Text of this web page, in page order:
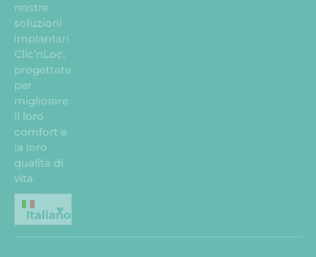
nostre
soluzioni
implantari
Clic’nLoc,
progettate
per
migliorare
il loro
comfort e
la loro
qualità di
vita.
Italiano